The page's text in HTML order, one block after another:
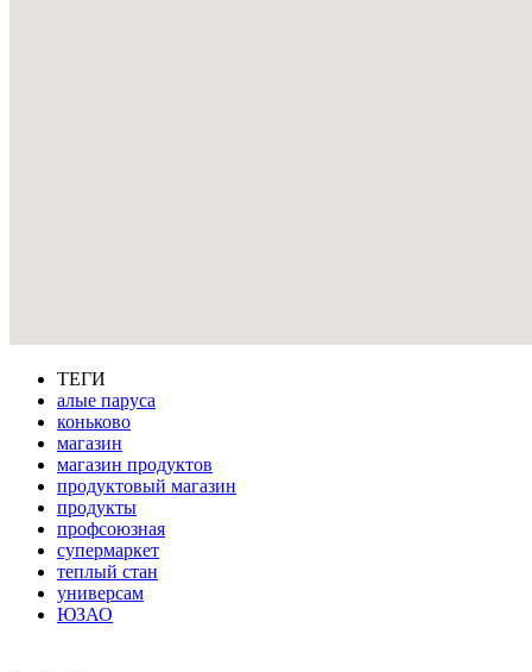
ТЕГИ
алые паруса
коньково
магазин
магазин продуктов
продуктовый магазин
продукты
профсоюзная
супермаркет
теплый стан
универсам
ЮЗАО